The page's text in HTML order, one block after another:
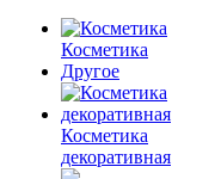
Косметика
Другое
Косметика
декоративная